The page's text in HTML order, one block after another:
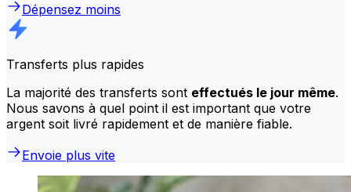
Dépensez moins
Transferts plus rapides
La majorité des transferts sont effectués le jour même.
Nous savons à quel point il est important que votre
argent soit livré rapidement et de manière fiable.
Envoie plus vite